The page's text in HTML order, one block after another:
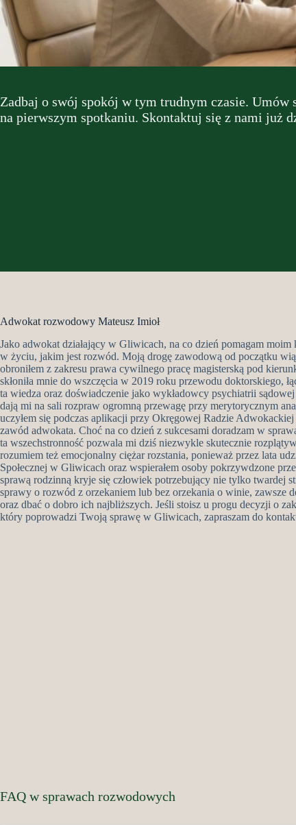
Zadbaj o swój spokój w tym trudnym czasie.
na pierwszym spotkaniu. Skontaktuj się z nami już
Adwokat rozwodowy Mateusz Imioł
Jako adwokat działający w Gliwicach, na co dzień pomagam
w życiu, jakim jest rozwód. Moją drogę zawodową od początku
obroniłem z zakresu prawa cywilnego pracę magisterską pod
skłoniła mnie do wszczęcia w 2019 roku przewodu doktorskiego,
ta wiedza oraz doświadczenie jako wykładowcy psychiatrii
dają mi na sali rozpraw ogromną przewagę przy merytorycznym
uczyłem się podczas aplikacji przy Okręgowej Radzie
zawód adwokata. Choć na co dzień z sukcesami doradzam w
ta wszechstronność pozwala mi dziś niezwykle skutecznie
rozumiem też emocjonalny ciężar rozstania, ponieważ przez lata
Społecznej w Gliwicach oraz wspierałem osoby pokrzywdzone
sprawą rodzinną kryje się człowiek potrzebujący nie tylko twardej
sprawy o rozwód z orzekaniem lub bez orzekania o winie, zawsze
oraz dbać o dobro ich najbliższych. Jeśli stoisz u progu decyzji o
który poprowadzi Twoją sprawę w Gliwicach, zapraszam do
FAQ w sprawach rozwodowych